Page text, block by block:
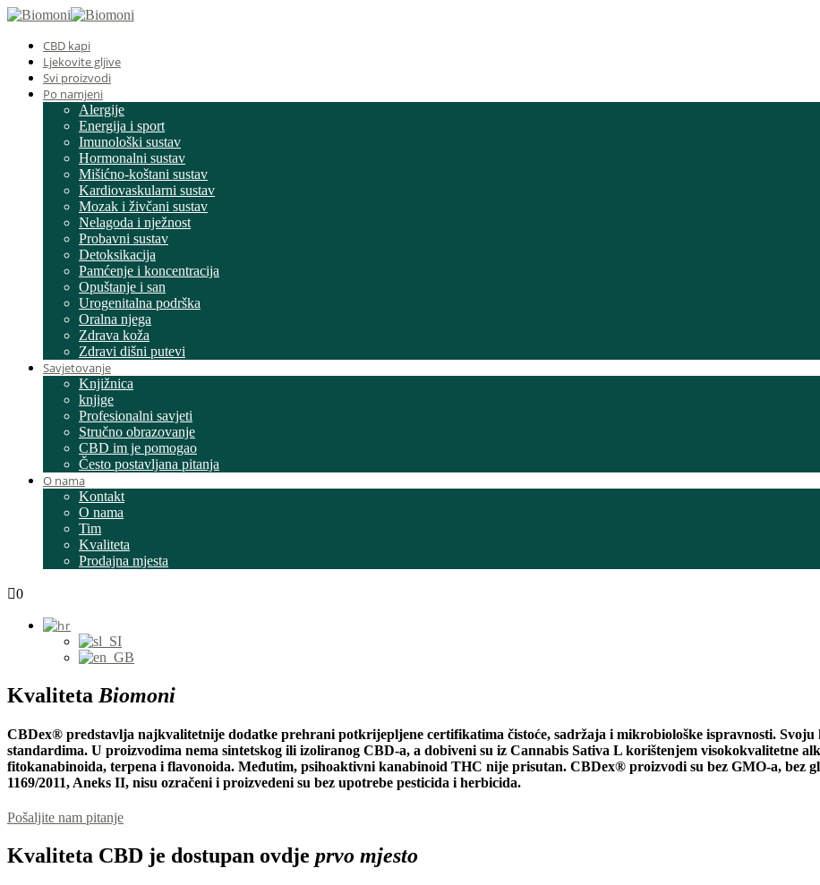
CBD kapi
Ljekovite gljive
Svi proizvodi
Po namjeni
Alergije
Energija i sport
Imunološki sustav
Hormonalni sustav
Mišićno-koštani sustav
Kardiovaskularni sustav
Mozak i živčani sustav
Nelagoda i nježnost
Probavni sustav
Detoksikacija
Pamćenje i koncentracija
Opuštanje i san
Urogenitalna podrška
Oralna njega
Zdrava koža
Zdravi dišni putevi
Savjetovanje
Knjižnica
knjige
Profesionalni savjeti
Stručno obrazovanje
CBD im je pomogao
Često postavljana pitanja
O nama
Kontakt
O nama
Tim
Kvaliteta
Prodajna mjesta
0
Kvaliteta Biomoni
CBDex® predstavlja najkvalitetnije dodatke prehrani potkrijepljene certifikatima čistoće, sadržaja i mikrobiološke ispravnosti.
standardima. U proizvodima nema sintetskog ili izoliranog CBD-a, a dobiveni su iz Cannabis Sativa L korištenjem visokokvalitetne
fitokanabinoida, terpena i flavonoida. Međutim, psihoaktivni kanabinoid THC nije prisutan. CBDex® proizvodi su bez GMO-a, bez
1169/2011, Aneks II, nisu ozračeni i proizvedeni su bez upotrebe pesticida i herbicida.
Pošaljite nam pitanje
Kvaliteta CBD je dostupan ovdje prvo mjesto